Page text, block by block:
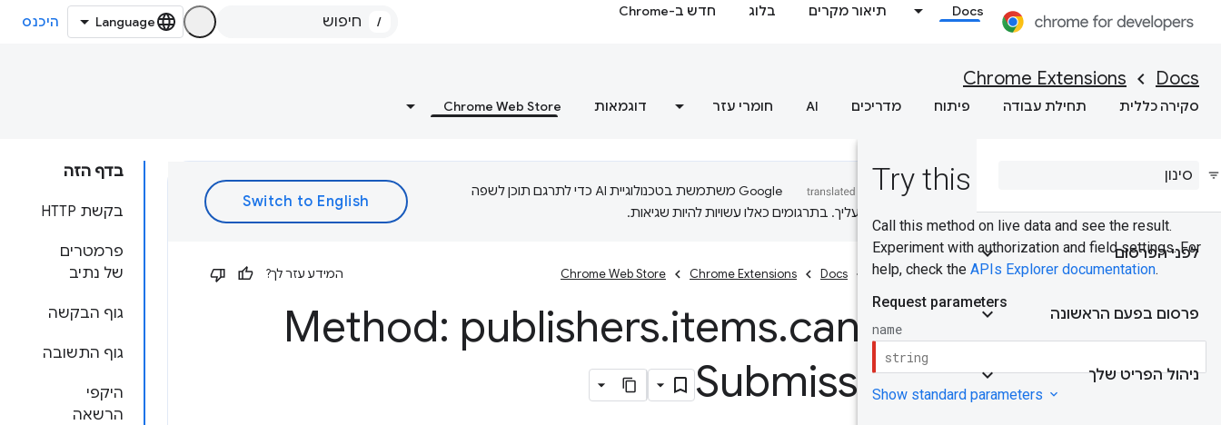
Docs תיאור מקרים בלוג חדש ב-Chrome
/ היכנס
Docs
Chrome Extensions
סקירה כללית תחילת עבודה פיתוח מדריכים AI חומרי עזר דוגמאות Chrome Web Store
לפני הפרסום
פרסום בפעם הראשונה
ניהול הפריט שלך
בדף הזה
בקשת HTTP
פרמטרים
של נתיב
גוף הבקשה
גוף התשובה
היקפי
הרשאה
‫Google משתמשת בטכנולוגיית AI כדי לתרגם תוכן לשפה
המועדפת עליך. בתרגומים כאלו עשויות להיות שגיאות.
דף הבית Docs
Chrome Extensions
Chrome Web Store המידע עזר לך?
Method: publishers.items.cancel
Submission